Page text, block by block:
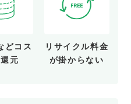
どコス
還元
リサイクル料金
が掛からない